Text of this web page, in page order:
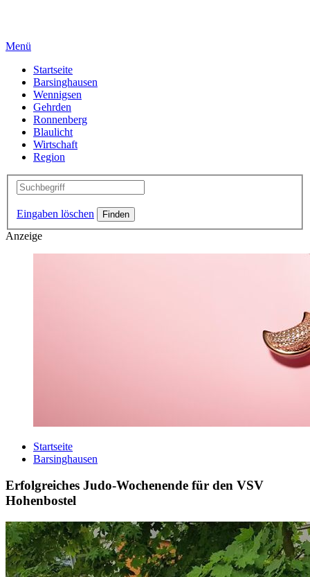
Menü
Startseite
Barsinghausen
Wennigsen
Gehrden
Ronnenberg
Blaulicht
Wirtschaft
Region
Eingaben löschen
Anzeige
Startseite
Barsinghausen
Erfolgreiches Judo-Wochenende für den VSV
Hohenbostel